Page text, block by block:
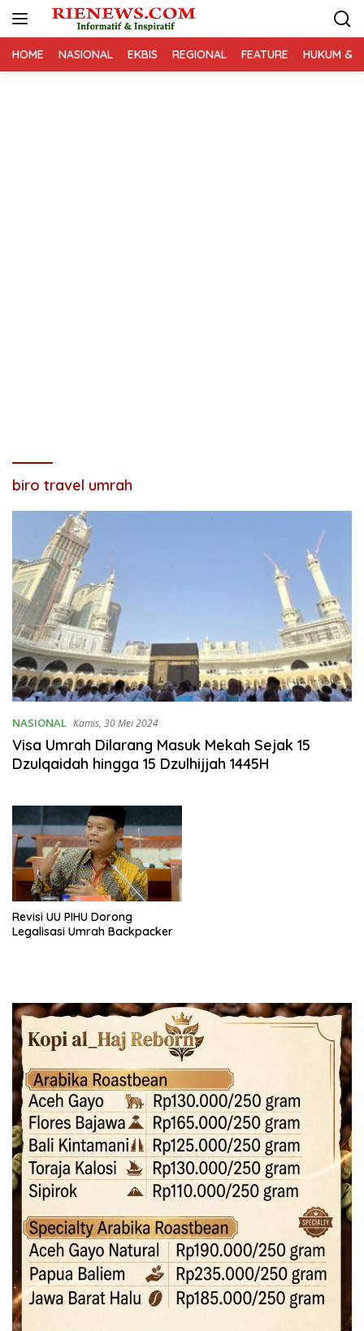
HOME NASIONAL EKBIS REGIONAL FEATURE HUKUM &
biro travel umrah
NASIONAL Kamis, 30 Mei 2024
Visa Umrah Dilarang Masuk Mekah Sejak 15
Dzulqaidah hingga 15 Dzulhijjah 1445H
Revisi UU PIHU Dorong
Legalisasi Umrah Backpacker